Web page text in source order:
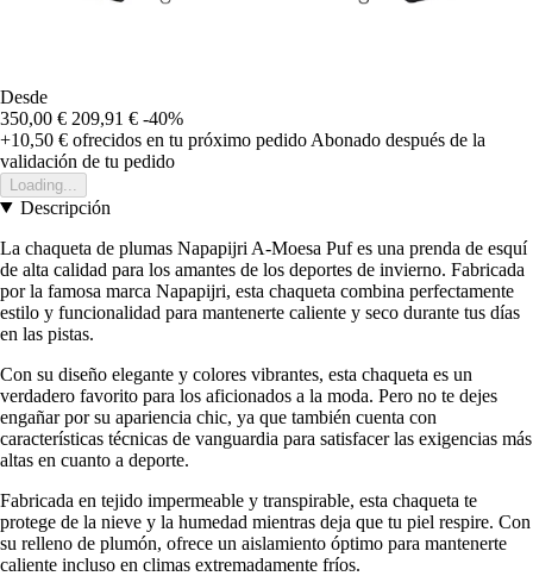
Desde
350,00 € 209,91 € -40%
+10,50 € ofrecidos en tu próximo pedido Abonado después de la
validación de tu pedido
Loading...
Descripción
La chaqueta de plumas Napapijri A-Moesa Puf es una prenda de esquí
de alta calidad para los amantes de los deportes de invierno. Fabricada
por la famosa marca Napapijri, esta chaqueta combina perfectamente
estilo y funcionalidad para mantenerte caliente y seco durante tus días
en las pistas.
Con su diseño elegante y colores vibrantes, esta chaqueta es un
verdadero favorito para los aficionados a la moda. Pero no te dejes
engañar por su apariencia chic, ya que también cuenta con
características técnicas de vanguardia para satisfacer las exigencias más
altas en cuanto a deporte.
Fabricada en tejido impermeable y transpirable, esta chaqueta te
protege de la nieve y la humedad mientras deja que tu piel respire. Con
su relleno de plumón, ofrece un aislamiento óptimo para mantenerte
caliente incluso en climas extremadamente fríos.